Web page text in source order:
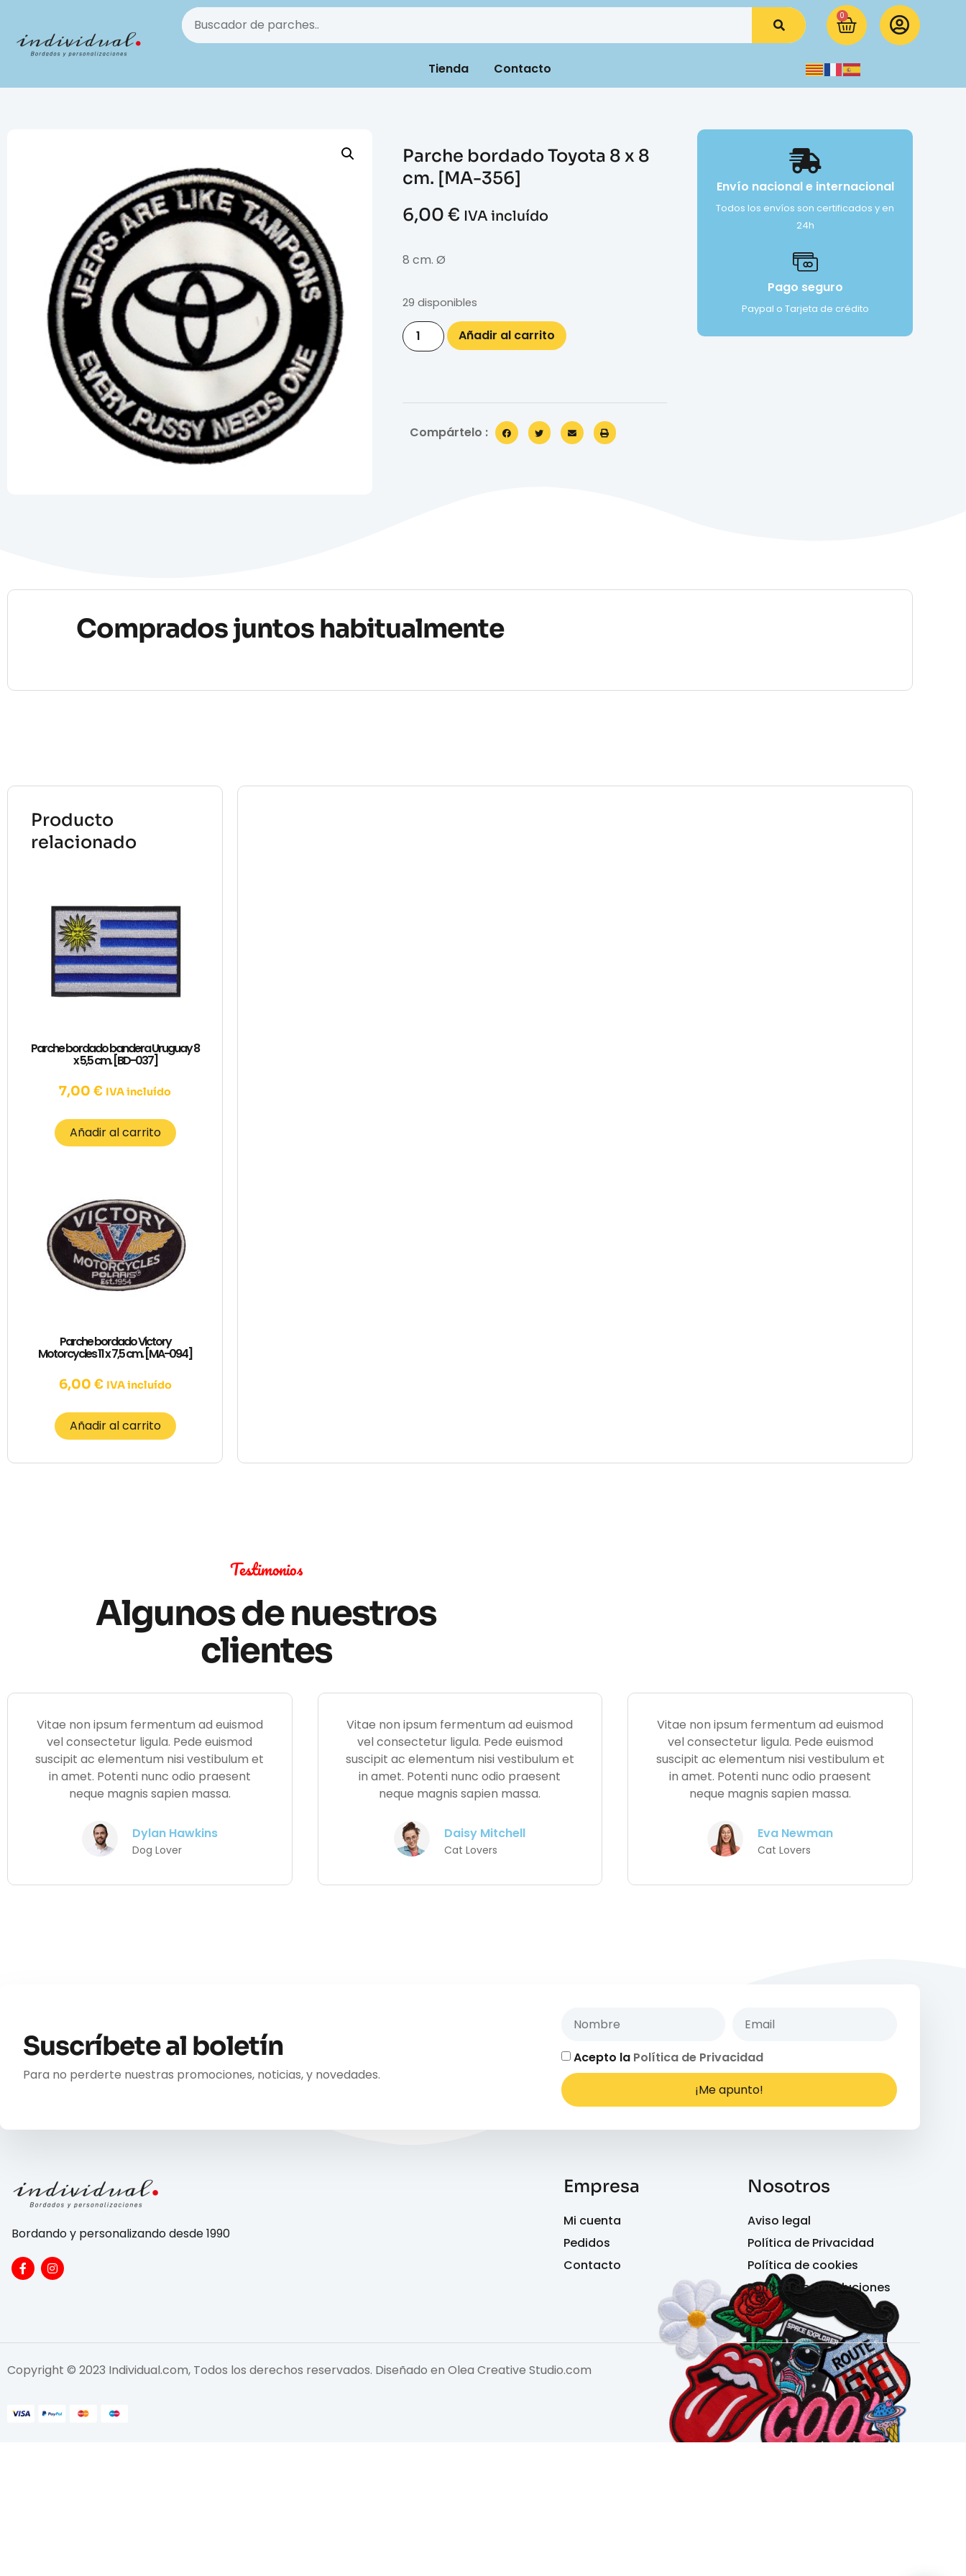
0
Tienda Contacto
Parche bordado Toyota 8 x 8
cm. [MA-356]
6,00 € IVA incluído
8 cm. Ø
29 disponibles
Añadir al carrito
Compártelo :
Envío nacional e internacional
Todos los envíos son certificados y en
24h
Pago seguro
Paypal o Tarjeta de crédito
Comprados juntos habitualmente
Producto
relacionado
Parche bordado bandera Uruguay 8
x 5,5 cm. [BD-037]
7,00 € IVA incluído
Añadir al carrito
Parche bordado Victory
Motorcycles 11 x 7,5 cm. [MA-094]
6,00 € IVA incluído
Añadir al carrito
Testimonios
Algunos de nuestros
clientes
Vitae non ipsum fermentum ad euismod
vel consectetur ligula. Pede euismod
suscipit ac elementum nisi vestibulum et
in amet. Potenti nunc odio praesent
neque magnis sapien massa.
Dylan Hawkins
Dog Lover
Vitae non ipsum fermentum ad euismod
vel consectetur ligula. Pede euismod
suscipit ac elementum nisi vestibulum et
in amet. Potenti nunc odio praesent
neque magnis sapien massa.
Daisy Mitchell
Cat Lovers
Vitae non ipsum fermentum ad euismod
vel consectetur ligula. Pede euismod
suscipit ac elementum nisi vestibulum et
in amet. Potenti nunc odio praesent
neque magnis sapien massa.
Eva Newman
Cat Lovers
Suscríbete al boletín
Para no perderte nuestras promociones, noticias, y novedades.
Acepto la Política de Privacidad
¡Me apunto!
Bordando y personalizando desde 1990
Empresa
Mi cuenta
Pedidos
Contacto
Nosotros
Aviso legal
Política de Privacidad
Política de cookies
Política de devoluciones
Copyright © 2023 Individual.com, Todos los derechos reservados. Diseñado en Olea Creative Studio.com